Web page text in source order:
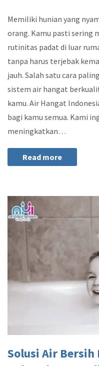
Memiliki hunian yang
orang. Kamu pasti sering
rutinitas padat di luar
tanpa harus terjebak
jauh. Salah satu cara
sistem air hangat
kamu. Air Hangat
bagi kamu semua. Kami
meningkatkan…
Read more
Solusi Air Bersih